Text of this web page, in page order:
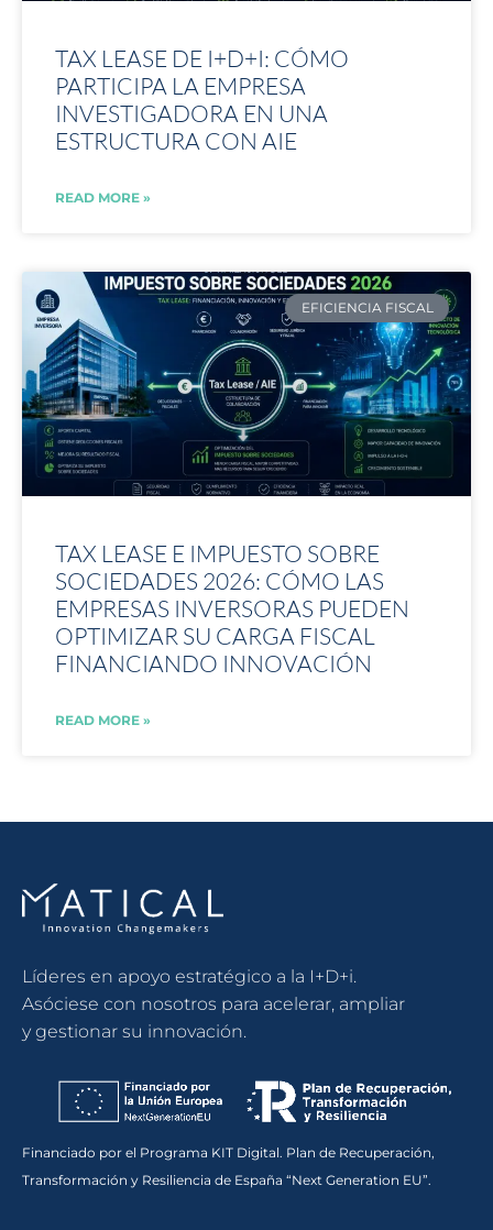
TAX LEASE DE I+D+I: CÓMO
PARTICIPA LA EMPRESA
INVESTIGADORA EN UNA
ESTRUCTURA CON AIE
READ MORE »
EFICIENCIA FISCAL
TAX LEASE E IMPUESTO SOBRE
SOCIEDADES 2026: CÓMO LAS
EMPRESAS INVERSORAS PUEDEN
OPTIMIZAR SU CARGA FISCAL
FINANCIANDO INNOVACIÓN
READ MORE »
Líderes en apoyo estratégico a la I+D+i.
Asóciese con nosotros para acelerar, ampliar
y gestionar su innovación.
Financiado por el Programa KIT Digital. Plan de Recuperación,
Transformación y Resiliencia de España “Next Generation EU”.